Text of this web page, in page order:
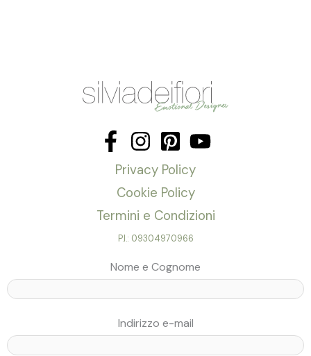
Privacy Policy
Cookie Policy
Termini e Condizioni
P.I.: 09304970966
Nome e Cognome
Indirizzo e-mail